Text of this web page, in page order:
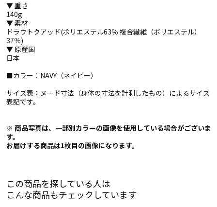
▼ 重さ
140g
▼ 素材
ドラウトクアッド(ポリエステル63％ 複合繊維（ポリエステル）
37％)
▼ 原産国
日本
■カラー：NAVY（ネイビー）
サイズ表：ヌード寸法（身体の寸法を計測したもの）によるサイズ
表記です。
※ 商品写真は、一部別カラーの画像を使用している場合がございま
す。
お届けする商品は1枚目の画像になります。
この商品を探している人は
こんな商品もチェックしています